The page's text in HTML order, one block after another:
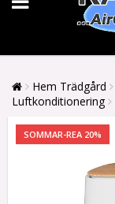
Hem Trädgård
Luftkonditionering
SOMMAR-REA 20%